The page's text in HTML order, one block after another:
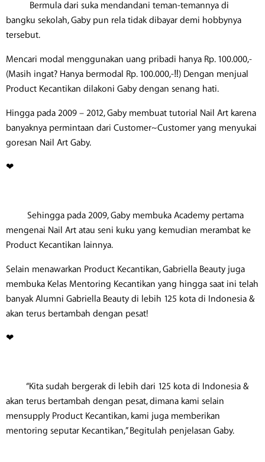
Bermula dari suka mendandani teman-temannya di
bangku sekolah, Gaby pun rela tidak dibayar demi hobbynya
tersebut.
Mencari modal menggunakan uang pribadi hanya Rp. 100.000,-
(Masih ingat? Hanya bermodal Rp. 100.000,-‼) Dengan menjual
Product Kecantikan dilakoni Gaby dengan senang hati.
Hingga pada 2009 – 2012, Gaby membuat tutorial Nail Art karena
banyaknya permintaan dari Customer~Customer yang menyukai
goresan Nail Art Gaby.
❤
Sehingga pada 2009, Gaby membuka Academy pertama
mengenai Nail Art atau seni kuku yang kemudian merambat ke
Product Kecantikan lainnya.
Selain menawarkan Product Kecantikan, Gabriella Beauty juga
membuka Kelas Mentoring Kecantikan yang hingga saat ini telah
banyak Alumni Gabriella Beauty di lebih 125 kota di Indonesia &
akan terus bertambah dengan pesat!
❤
“Kita sudah bergerak di lebih dari 125 kota di Indonesia &
akan terus bertambah dengan pesat, dimana kami selain
mensupply Product Kecantikan, kami juga memberikan
mentoring seputar Kecantikan,” Begitulah penjelasan Gaby.